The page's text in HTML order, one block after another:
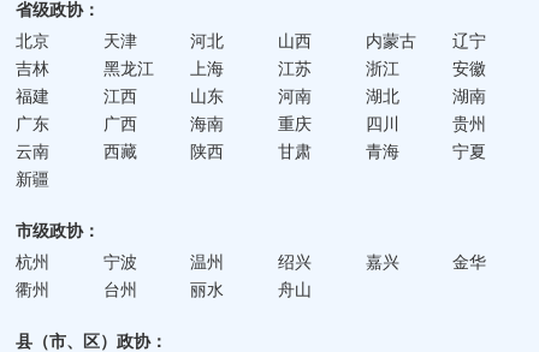
省级政协：
北京
天津 河北 山西 内蒙古
辽宁
吉林
黑龙江 上海 江苏 浙江
安徽
福建
江西 山东 河南 湖北
湖南
广东
广西 海南 重庆 四川
贵州
云南
西藏 陕西 甘肃 青海
宁夏
新疆
市级政协：
杭州
宁波 温州 绍兴 嘉兴
金华
衢州
台州 丽水 舟山
县（市、区）政协：